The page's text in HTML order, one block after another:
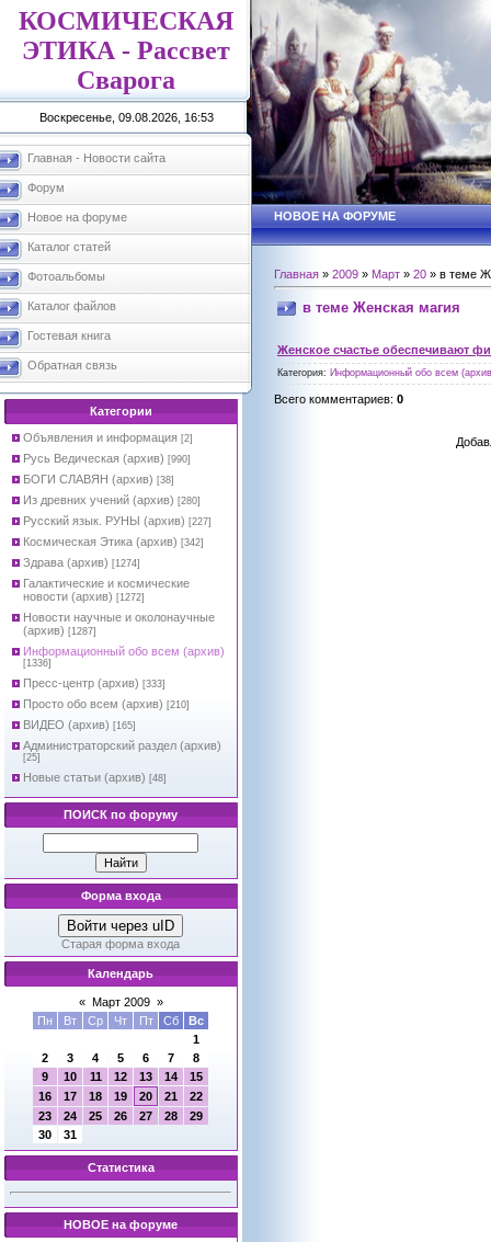
КОСМИЧЕСКАЯ
ЭТИКА - Рассвет
Сварога
Воскресенье, 09.08.2026, 16:53
Главная - Новости сайта
Форум
Новое на форуме
Каталог статей
Фотоальбомы
Каталог файлов
Гостевая книга
Обратная связь
Категории
Объявления и информация [2]
Русь Ведическая (архив) [990]
БОГИ СЛАВЯН (архив) [38]
Из древних учений (архив) [280]
Русский язык. РУНЫ (архив) [227]
Космическая Этика (архив) [342]
Здрава (архив) [1274]
Галактические и космические
новости (архив) [1272]
Новости научные и околонаучные
(архив) [1287]
Информационный обо всем (архив)
[1336]
Пресс-центр (архив) [333]
Просто обо всем (архив) [210]
ВИДЕО (архив) [165]
Администраторский раздел (архив)
[25]
Новые статьи (архив) [48]
ПОИСК по форуму
Форма входа
Войти через uID
Старая форма входа
Календарь
« Март 2009 »
Пн
Вт Ср Чт Пт Сб
Вс
1
2
3 4 5 6 7
8
9
10 11 12 13 14
15
16
17 18 19 20 21
22
23
24 25 26 27 28
29
30
31
Статистика
НОВОЕ на форуме
НОВОЕ НА ФОРУМЕ
Главная » 2009 » Март » 20 » в теме
в теме Женская магия
Женское счастье обеспечивают
Категория: Информационный обо всем
Всего комментариев: 0